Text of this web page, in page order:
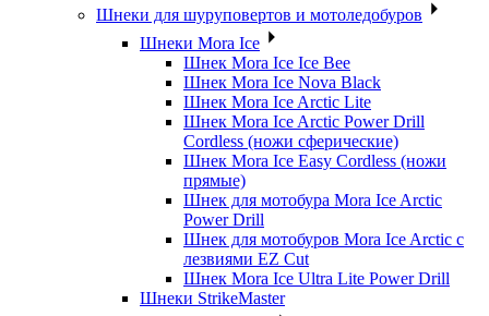
Шнеки для шуруповертов и мотоледобуров
Шнеки Mora Ice
Шнек Mora Ice Ice Bee
Шнек Mora Ice Nova Black
Шнек Mora Ice Arctic Lite
Шнек Mora Ice Arctic Power Drill
Cordless (ножи сферические)
Шнек Mora Ice Easy Cordless (ножи
прямые)
Шнек для мотобура Mora Ice Arctic
Power Drill
Шнек для мотобуров Mora Ice Arctic с
лезвиями EZ Cut
Шнек Mora Ice Ultra Lite Power Drill
Шнеки StrikeMaster